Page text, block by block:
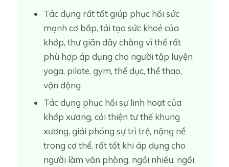
Tác dụng rất tốt giúp phục hồi sức
mạnh cơ bắp, tái tạo sức khoẻ của
khớp, thư giãn dây chằng vì thế rất
phù hợp áp dụng cho người tập luyện
yoga, pilate, gym, thể dục, thể thao,
vận động
Tác dụng phục hồi sự linh hoạt của
khớp xương, cải thiện tư thế khung
xương, giải phóng sự trì trệ, nặng nề
trong cơ thể, rất tốt khi áp dụng cho
người làm văn phòng, ngồi nhiều, ngồi